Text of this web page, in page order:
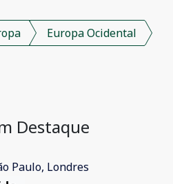
Europa Ocidental
Destaque